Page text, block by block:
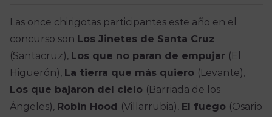
Las once chirigotas participantes este año en el
concurso son Los Jinetes de Santa Cruz
(Santacruz), Los que no paran de empujar (El
Higuerón), La tierra que más quiero (Levante),
Los que bajaron del cielo (Barriada de los
Ángeles), Robin Hood (Villarrubia), El fuego (Osario